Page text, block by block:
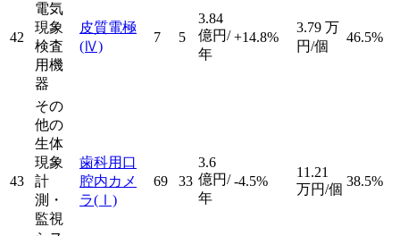
42
電気
現象
検査
用機
器
皮質電極
(Ⅳ)
7 5
3.84
億円/
年
+14.8%
3.79 万
円/個
46.5%
43
その
他の
生体
現象
計
測・
監視
歯科用口
腔内カメ
ラ(Ⅰ)
69 33
3.6
億円/
年
-4.5%
11.21
万円/個
38.5%